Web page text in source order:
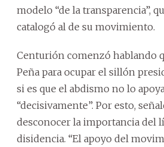
modelo “de la transparencia”,
catalogó al de su movimiento.
Centurión comenzó hablando
Peña para ocupar el sillón
si es que el abdismo no lo
“decisivamente”. Por esto,
desconocer la importancia del
disidencia. “El apoyo del